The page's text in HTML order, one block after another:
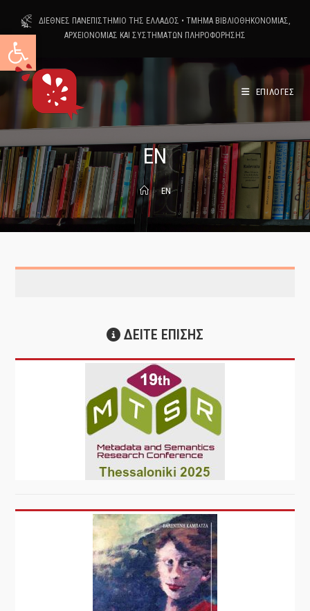
Ανοίξτε τη γραμμή εργαλείων
content
ΔΙΕΘΝΕΣ ΠΑΝΕΠΙΣΤΗΜΙΟ ΤΗΣ ΕΛΛΑΔΟΣ • ΤΜΗΜΑ ΒΙΒΛΙΟΘΗΚΟΝΟΜΙΑΣ,
ΑΡΧΕΙΟΝΟΜΙΑΣ ΚΑΙ ΣΥΣΤΗΜΑΤΩΝ ΠΛΗΡΟΦΟΡΗΣΗΣ
ΕΠΙΛΟΓΕΣ
EN
> EN
ΔΕΙΤΕ ΕΠΙΣΗΣ